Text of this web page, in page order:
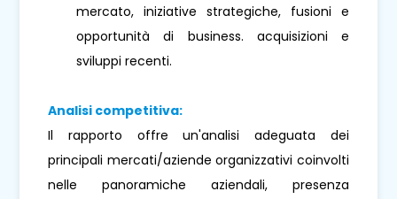
mercato, iniziative strategiche, fusioni e
opportunità di business. acquisizioni e
sviluppi recenti.
Analisi competitiva:
Il rapporto offre un'analisi adeguata dei
principali mercati/aziende organizzativi coinvolti
nelle panoramiche aziendali, presenza